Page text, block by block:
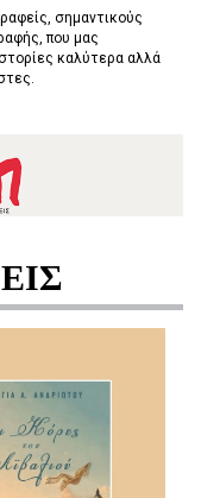
σημαντικούς
που μας
καλύτερα αλλά